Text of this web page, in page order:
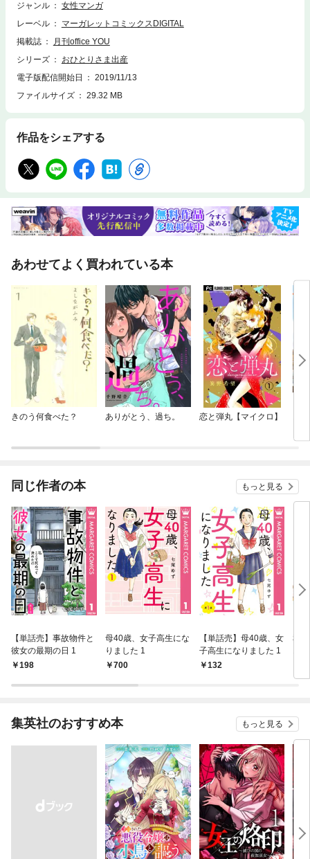
ジャンル
女性マンガ
レーベル
マーガレットコミックスDIGITAL
掲載誌
月刊office YOU
シリーズ
おひとりさま出産
電子版配信開始日
2019/11/13
ファイルサイズ
29.32 MB
作品をシェアする
あわせてよく買われている本
きのう何食べた？ ありがとう、過ち。 恋と弾丸【マイクロ】
同じ作者の本 もっと見る
【単話売】事故物件と
彼女の最期の日 1
198
母40歳、女子高生にな
りました 1
700
【単話売】母40歳、女
子高生になりました 1
132
私
集英社のおすすめ本 もっと見る